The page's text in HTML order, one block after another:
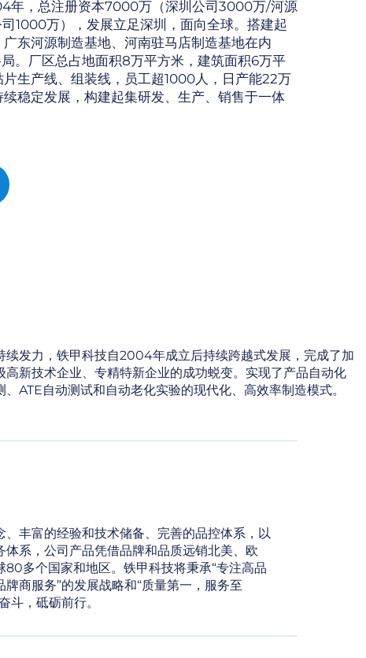
年，总注册资本7000万（深圳公司3000万/河源
1000万），发展立足深圳，面向全球。搭建起
东河源制造基地、河南驻马店制造基地在内
。厂区总占地面积8万平方米，建筑面积6万平
生产线、组装线，员工超1000人，日产能22万
稳定发展，构建起集研发、生产、销售于一体
续发力，铁甲科技自2004年成立后持续跨越式发展，完成了加
高新技术企业、专精特新企业的成功蜕变。实现了产品自动化
ATE自动测试和自动老化实验的现代化、高效率制造模式。
、丰富的经验和技术储备、完善的品控体系，以
体系，公司产品凭借品牌和品质远销北美、欧
80多个国家和地区。铁甲科技将秉承“专注高品
牌商服务”的发展战略和“质量第一，服务至
斗，砥砺前行。